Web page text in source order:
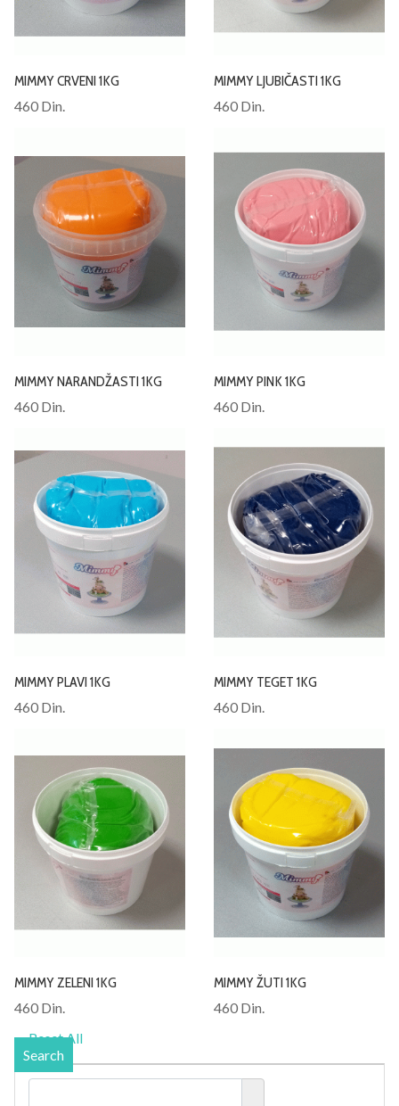
MIMMY CRVENI 1KG
460 Din.
MIMMY LJUBIČASTI 1KG
460 Din.
MIMMY NARANDŽASTI 1KG
460 Din.
MIMMY PINK 1KG
460 Din.
MIMMY PLAVI 1KG
460 Din.
MIMMY TEGET 1KG
460 Din.
MIMMY ZELENI 1KG
460 Din.
MIMMY ŽUTI 1KG
460 Din.
Reset All
Search